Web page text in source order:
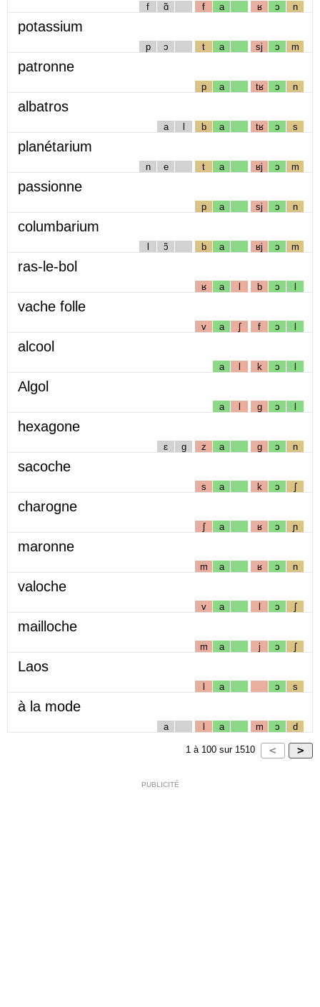
f ɑ̃ f a ʁ ɔ n
potassium
p ɔ t a sj ɔ m
patronne
p a tʁ ɔ n
albatros
a l b a tʁ ɔ s
planétarium
n e t a ʁj ɔ m
passionne
p a sj ɔ n
columbarium
l ɔ̃ b a ʁj ɔ m
ras-le-bol
ʁ a l b ɔ l
vache folle
v a ʃ f ɔ l
alcool
a l k ɔ l
Algol
a l g ɔ l
hexagone
ɛ g z a g ɔ n
sacoche
s a k ɔ ʃ
charogne
ʃ a ʁ ɔ ɲ
maronne
m a ʁ ɔ n
valoche
v a l ɔ ʃ
mailloche
m a j ɔ ʃ
Laos
l a ɔ s
à la mode
a l a m ɔ d
1 à 100 sur 1510
PUBLICITÉ